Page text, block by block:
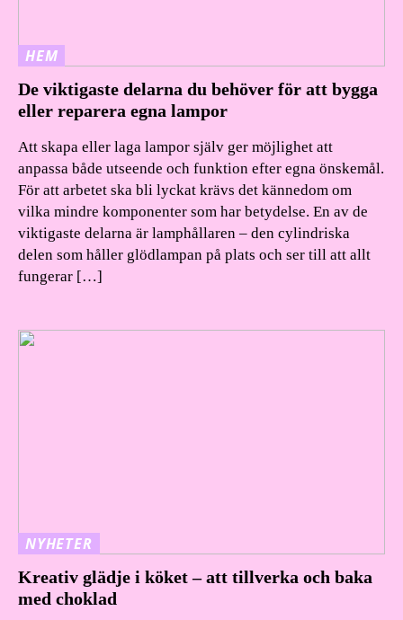
HEM
De viktigaste delarna du behöver för att bygga
eller reparera egna lampor
Att skapa eller laga lampor själv ger möjlighet att
anpassa både utseende och funktion efter egna önskemål.
För att arbetet ska bli lyckat krävs det kännedom om
vilka mindre komponenter som har betydelse. En av de
viktigaste delarna är lamphållaren – den cylindriska
delen som håller glödlampan på plats och ser till att allt
fungerar […]
NYHETER
Kreativ glädje i köket – att tillverka och baka
med choklad